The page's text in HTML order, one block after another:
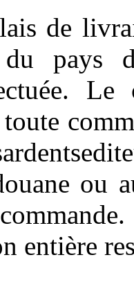
de
pays
ou
entière